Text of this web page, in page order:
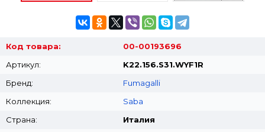
Код товара:
00-00193696
Артикул:
K22.156.S31.WYF1R
Бренд:
Fumagalli
Коллекция:
Saba
Страна:
Италия